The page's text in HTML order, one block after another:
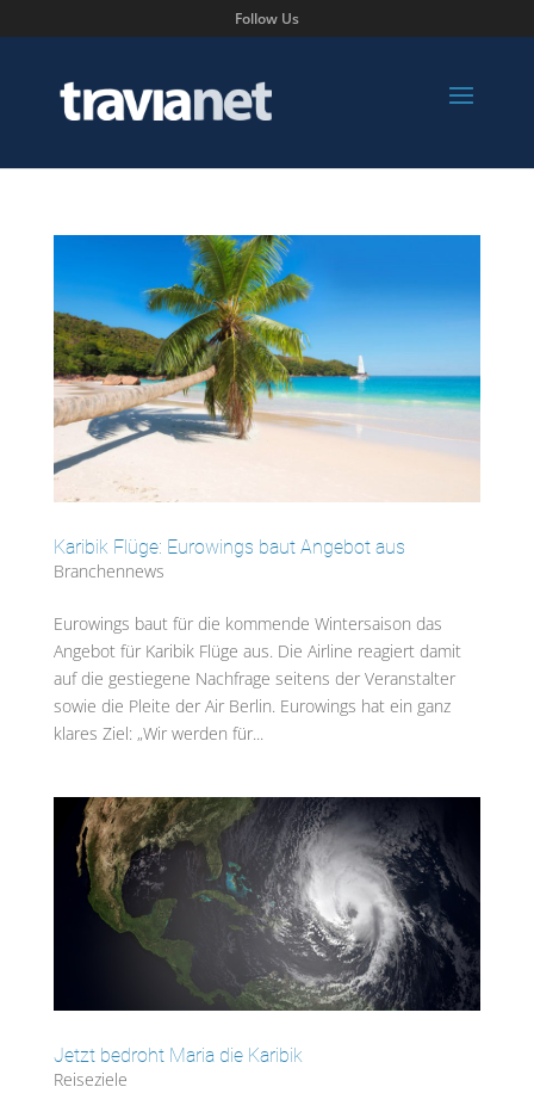
Follow Us
Karibik Flüge: Eurowings baut Angebot aus
Branchennews
Eurowings baut für die kommende Wintersaison das
Angebot für Karibik Flüge aus. Die Airline reagiert damit
auf die gestiegene Nachfrage seitens der Veranstalter
sowie die Pleite der Air Berlin. Eurowings hat ein ganz
klares Ziel: „Wir werden für...
Jetzt bedroht Maria die Karibik
Reiseziele